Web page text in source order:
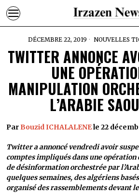
DÉCEMBRE 22, 2019 NOUVELLES
TWITTER ANNONCE
UNE
MANIPULATION
L’ARABIE
ParBouzid ICHALALENEle 22
Twitter a annoncé vendredi avoir
comptes impliqués dans une
de désinformation orchestrée par
quelques semaines, des algériens
organisé des rassemblements devant